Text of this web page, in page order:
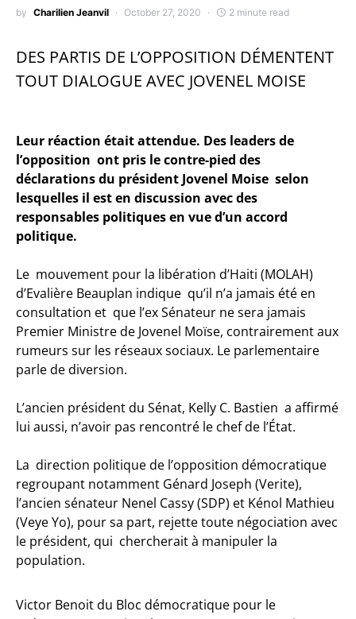
by Charilien Jeanvil October 27, 2020 2 minute read
DES PARTIS DE L’OPPOSITION DÉMENTENT
TOUT DIALOGUE AVEC JOVENEL MOISE
Leur réaction était attendue. Des leaders de
l’opposition ont pris le contre-pied des
déclarations du président Jovenel Moise selon
lesquelles il est en discussion avec des
responsables politiques en vue d’un accord
politique.
Le mouvement pour la libération d’Haiti (MOLAH)
d’Evalière Beauplan indique qu’il n’a jamais été en
consultation et que l’ex Sénateur ne sera jamais
Premier Ministre de Jovenel Moïse, contrairement aux
rumeurs sur les réseaux sociaux. Le parlementaire
parle de diversion.
L’ancien président du Sénat, Kelly C. Bastien a affirmé
lui aussi, n’avoir pas rencontré le chef de l’État.
La direction politique de l’opposition démocratique
regroupant notamment Génard Joseph (Verite),
l’ancien sénateur Nenel Cassy (SDP) et Kénol Mathieu
(Veye Yo), pour sa part, rejette toute négociation avec
le président, qui chercherait à manipuler la
population.
Victor Benoit du Bloc démocratique pour le